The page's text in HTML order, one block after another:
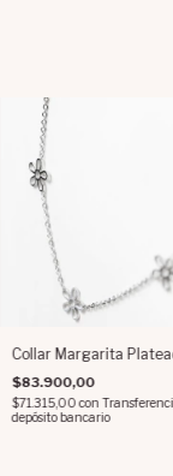
Collar Margarita
$83.900,00
$71.315,00con
depósito bancario